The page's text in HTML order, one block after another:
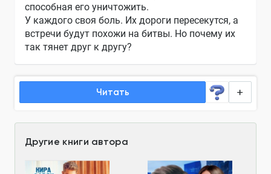
способная его уничтожить.
У каждого своя боль. Их дороги пересекутся, а
встречи будут похожи на битвы. Но почему их
так тянет друг к другу?
Читать
Другие книги автора